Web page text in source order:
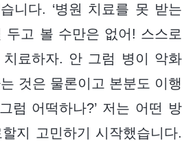
니다. ‘병원 치료를 못 받는
두고 볼 수만은 없어! 스스로
치료하자. 안 그럼 병이 악화
것은 물론이고 본분도 이행
럼 어떡하나?’ 저는 어떤 방
지 고민하기 시작했습니다.